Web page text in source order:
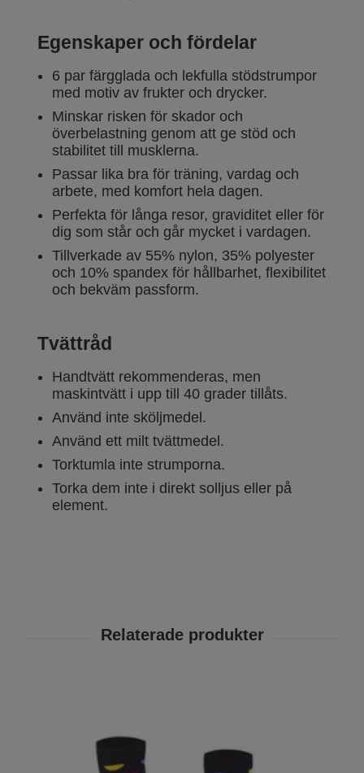
Egenskaper och fördelar
6 par färgglada och lekfulla stödstrumpor
med motiv av frukter och drycker.
Minskar risken för skador och
överbelastning genom att ge stöd och
stabilitet till musklerna.
Passar lika bra för träning, vardag och
arbete, med komfort hela dagen.
Perfekta för långa resor, graviditet eller för
dig som står och går mycket i vardagen.
Tillverkade av 55% nylon, 35% polyester
och 10% spandex för hållbarhet, flexibilitet
och bekväm passform.
Tvättråd
Handtvätt rekommenderas, men
maskintvätt i upp till 40 grader tillåts.
Använd inte sköljmedel.
Använd ett milt tvättmedel.
Torktumla inte strumporna.
Torka dem inte i direkt solljus eller på
element.